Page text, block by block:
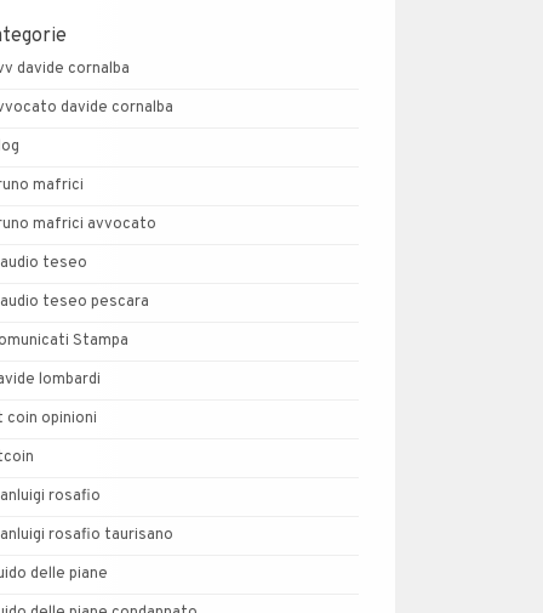
davide cornalba
davide cornalba
mafrici
mafrici avvocato
teseo
teseo pescara
Stampa
lombardi
coin opinioni
rosafio
rosafio taurisano
delle piane